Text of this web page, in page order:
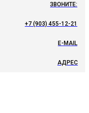
ЗВОНИТЕ:
+7 (903) 455-12-21
E-MAIL
АДРЕС